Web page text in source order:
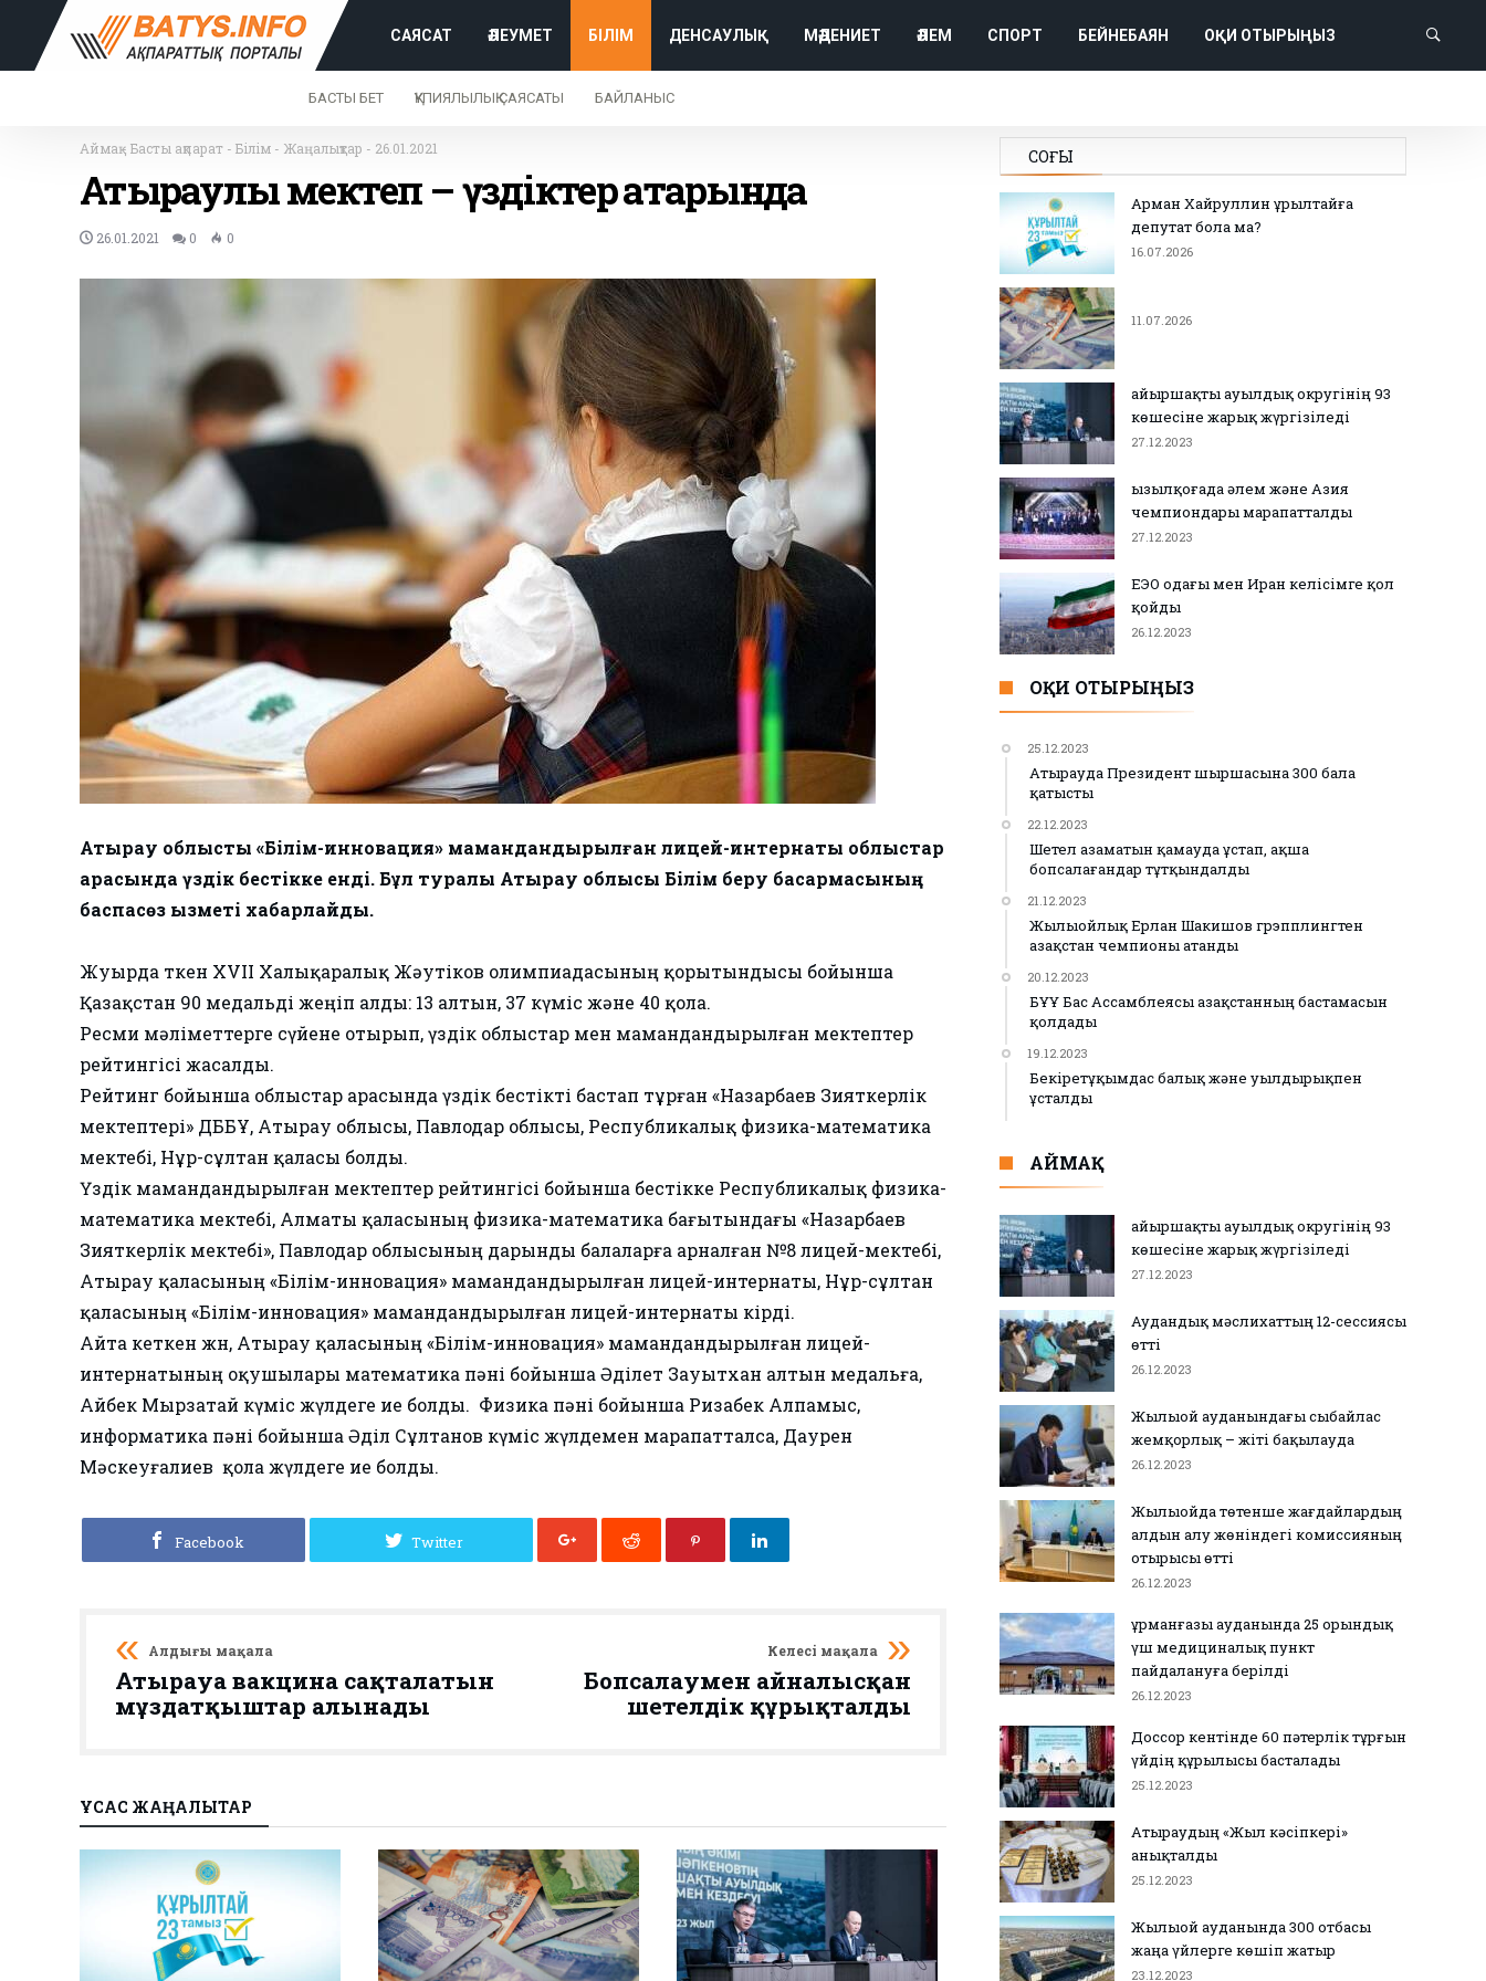
САЯСАТ ӘЛЕУМЕТ БІЛІМ ДЕНСАУЛЫҚ МӘДЕНИЕТ ӘЛЕМ СПОРТ БЕЙНЕБАЯН ОҚИ ОТЫРЫҢЫЗ
БАСТЫ БЕТ ҚҰПИЯЛЫЛЫҚ САЯСАТЫ БАЙЛАНЫС
Аймақ- Басты ақпарат - Білім - Жаңалықтар - 26.01.2021
Атыраулық мектеп – үздіктер қатарында
26.01.2021 0 0
Атырау облыстық «Білім-инновация» мамандандырылған лицей-интернаты облыстар
арасында үздік бестікке енді. Бұл туралы Атырау облысы Білім беру басқармасының
баспасөз қызметі хабарлайды.
Жуырда өткен XVІІ Халықаралық Жәутіков олимпиадасының қорытындысы бойынша
Қазақстан 90 медальді жеңіп алды: 13 алтын, 37 күміс және 40 қола.
Ресми мәліметтерге сүйене отырып, үздік облыстар мен мамандандырылған мектептер
рейтингісі жасалды.
Рейтинг бойынша облыстар арасында үздік бестікті бастап тұрған «Назарбаев Зияткерлік
мектептері» ДББҰ, Атырау облысы, Павлодар облысы, Республикалық физика-математика
мектебі, Нұр-сұлтан қаласы болды.
Үздік мамандандырылған мектептер рейтингісі бойынша бестікке Республикалық физика-
математика мектебі, Алматы қаласының физика-математика бағытындағы «Назарбаев
Зияткерлік мектебі», Павлодар облысының дарынды балаларға арналған №8 лицей-мектебі,
Атырау қаласының «Білім-инновация» мамандандырылған лицей-интернаты, Нұр-сұлтан
қаласының «Білім-инновация» мамандандырылған лицей-интернаты кірді.
Айта кеткен жөн, Атырау қаласының «Білім-инновация» мамандандырылған лицей-
интернатының оқушылары математика пәні бойынша Әділет Зауытхан алтын медальға,
Айбек Мырзатай күміс жүлдеге ие болды. Физика пәні бойынша Ризабек Алпамыс,
информатика пәні бойынша Әділ Сұлтанов күміс жүлдемен марапатталса, Даурен
Мәскеуғалиев қола жүлдеге ие болды.
Facebook Twitter
Алдыңғы мақала
Атырауға вакцина сақталатын
мұздатқыштар алынады
Келесі мақала
Бопсалаумен айналысқан
шетелдік құрықталды
ҰҚСАС ЖАҢАЛЫҚТАР
СОҢҒЫ
Арман Хайруллин Құрылтайға
депутат бола ма?
16.07.2026
11.07.2026
Қайыршақты ауылдық округінің 93
көшесіне жарық жүргізіледі
27.12.2023
Қызылқоғада әлем және Азия
чемпиондары марапатталды
27.12.2023
ЕЭО одағы мен Иран келісімге қол
қойды
26.12.2023
ОҚИ ОТЫРЫҢЫЗ
25.12.2023
Атырауда Президент шыршасына 300 бала
қатысты
22.12.2023
Шетел азаматын қамауда ұстап, ақша
бопсалағандар тұтқындалды
21.12.2023
Жылыойлық Ерлан Шакишов грэпплингтен
Қазақстан чемпионы атанды
20.12.2023
БҰҰ Бас Ассамблеясы Қазақстанның бастамасын
қолдады
19.12.2023
Бекіретұқымдас балық және уылдырықпен
ұсталды
АЙМАҚ
Қайыршақты ауылдық округінің 93
көшесіне жарық жүргізіледі
27.12.2023
Аудандық мәслихаттың 12-сессиясы
өтті
26.12.2023
Жылыой ауданындағы сыбайлас
жемқорлық – жіті бақылауда
26.12.2023
Жылыойда төтенше жағдайлардың
алдын алу жөніндегі комиссияның
отырысы өтті
26.12.2023
Құрманғазы ауданында 25 орындық
үш медициналық пункт
пайдалануға берілді
26.12.2023
Доссор кентінде 60 пәтерлік тұрғын
үйдің құрылысы басталады
25.12.2023
Атыраудың «Жыл кәсіпкері»
анықталды
25.12.2023
Жылыой ауданында 300 отбасы
жаңа үйлерге көшіп жатыр
23.12.2023